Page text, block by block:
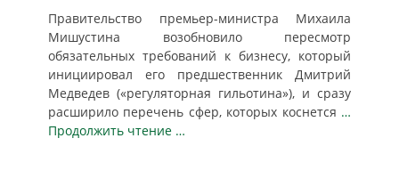
Правительство премьер-министра Михаила
Мишустина возобновило пересмотр
обязательных требований к бизнесу, который
инициировал его предшественник Дмитрий
Медведев («регуляторная гильотина»), и сразу
расширило перечень сфер, которых коснется …
Продолжить чтение …